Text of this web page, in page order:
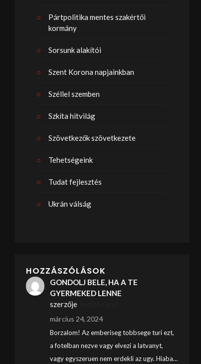
Pártpolitika mentes szakértői
kormány
Sorsunk alakítói
Szent Korona napjainkban
Széllel szemben
Szkíta hitvilág
Szövetkezők szövetkezete
Tehetségeink
Tudat fejlesztés
Ukrán válság
HOZZÁSZÓLÁSOK
GONDOLJ BELE, HA A TE
GYERMEKED LENNE
szerzője
március 24, 2024
Borzalom! Az emberiseg tobbsege turi ezt,
a fotelban nezve vagy elvezi a latvanyt,
vagy egyszeruen nem erdekli az ugy. Hiaba…